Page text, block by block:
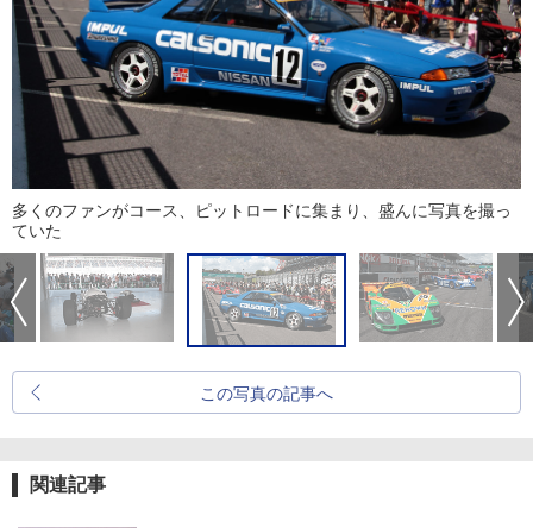
多くのファンがコース、ピットロードに集まり、盛んに写真を撮っ
ていた
この写真の記事へ
関連記事